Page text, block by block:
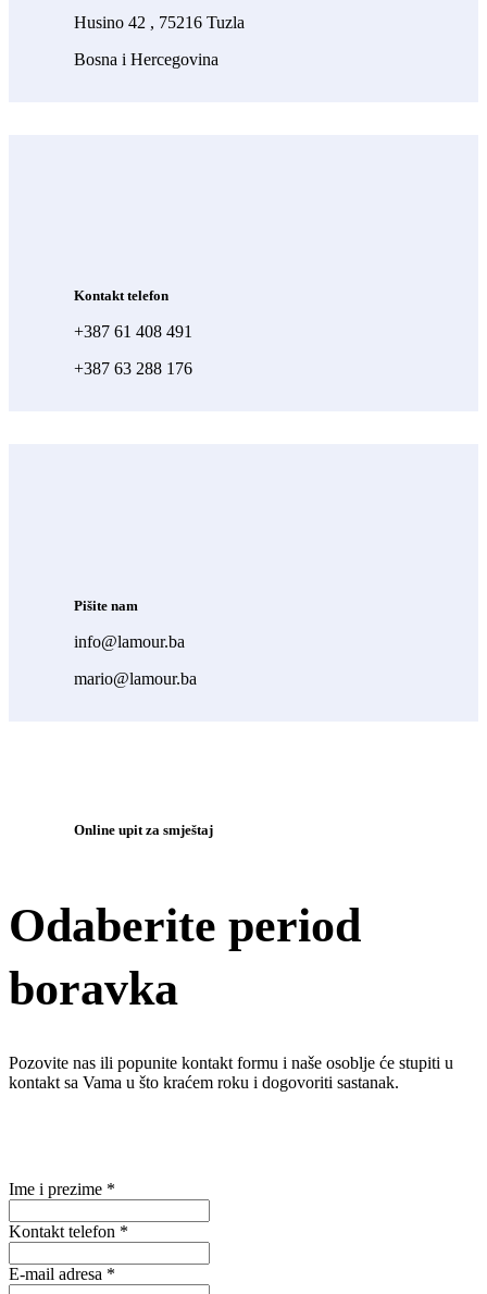
Husino 42 , 75216 Tuzla
Bosna i Hercegovina
Kontakt telefon
+387 61 408 491
+387 63 288 176
Pišite nam
info@lamour.ba
mario@lamour.ba
Online upit za smještaj
Odaberite period
boravka
Pozovite nas ili popunite kontakt formu i naše osoblje će stupiti u
kontakt sa Vama u što kraćem roku i dogovoriti sastanak.
Ime i prezime *
Kontakt telefon *
E-mail adresa *